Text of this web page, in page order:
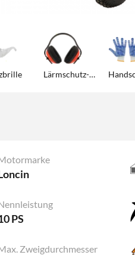
Lärmschutz-Kopfhörer
PS
Zweigdurchmesser